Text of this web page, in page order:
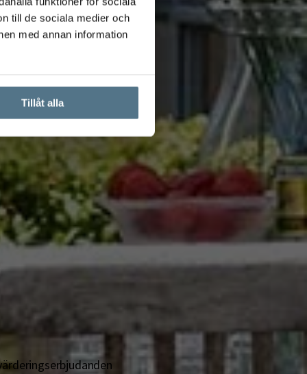
till de sociala medier och
med annan information
Tillåt alla